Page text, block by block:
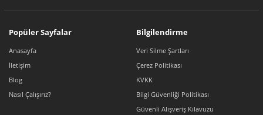
Popüler Sayfalar
Anasayfa
İletişim
Blog
Nasıl Çalışırız?
Bilgilendirme
Veri Silme Şartları
Çerez Politikası
KVKK
Bilgi Güvenliği Politikası
Güvenli Alışveriş Kılavuzu